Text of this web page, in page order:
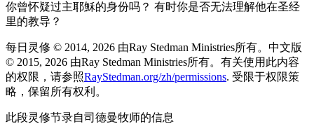
你曾怀疑过主耶穌的身份吗？ 有时你是否无法理解他在圣经
里的教导？
每日灵修 © 2014, 2026 由Ray Stedman Ministries所有。中文版
© 2015, 2026 由Ray Stedman Ministries所有。有关使用此内容
的权限，请参照RayStedman.org/zh/permissions. 受限于权限策
略，保留所有权利。
此段灵修节录自司德曼牧师的信息